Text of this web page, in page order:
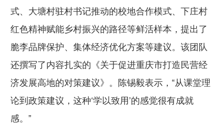
式、大塘村驻村书记推动的校地合作模式、下庄村
红色精神赋能乡村振兴的路径等鲜活样本，提出了
脆李品牌保护、集体经济优化方案等建议。该团队
还撰写了内容扎实的《关于促进重庆市打造民营经
济发展高地的对策建议》。陈锡毅表示，“从课堂理
论到政策建议，这种‘学以致用’的感觉很有成就
感。”